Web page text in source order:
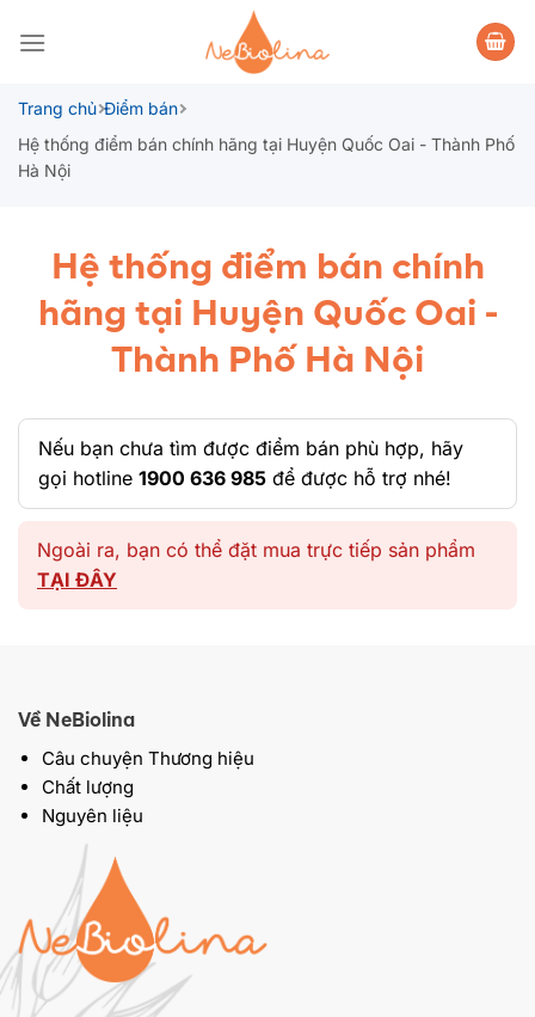
qua
dungTrang chủ Điểm bán
Hệ thống điểm bán chính hãng tại Huyện Quốc Oai - Thành Phố
Hà Nội
Hệ thống điểm bán chính
hãng tại Huyện Quốc Oai -
Thành Phố Hà Nội
Nếu bạn chưa tìm được điểm bán phù hợp, hãy
gọi hotline 1900 636 985 để được hỗ trợ nhé!
Ngoài ra, bạn có thể đặt mua trực tiếp sản phẩm
TẠI ĐÂY
Về NeBiolina
Câu chuyện Thương hiệu
Chất lượng
Nguyên liệu